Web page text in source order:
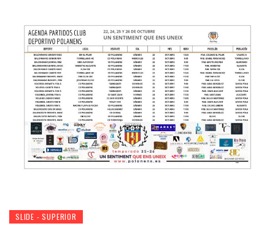
SLIDE - SUPERIOR